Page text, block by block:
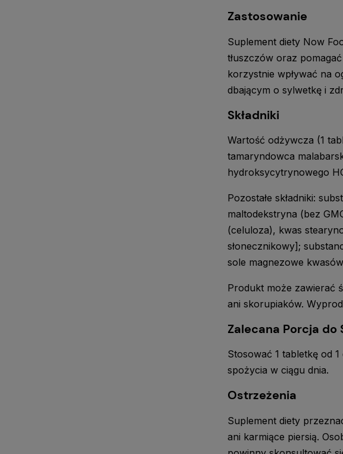
Zastosowanie
Suplement diety Now
tłuszczów oraz
korzystnie wpływać na
dbającym o sylwetkę i
Składniki
Wartość odżywcza (1
tamaryndowca
hydroksycytrynowego
Pozostałe składniki:
maltodekstryna (bez
(celuloza), kwas
słonecznikowy];
sole magnezowe
Produkt może zawierać
ani skorupiaków.
Zalecana Porcja do
Stosować 1 tabletkę od
spożycia w ciągu dnia.
Ostrzeżenia
Suplement diety
ani karmiące piersią.